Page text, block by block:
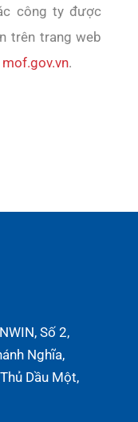
công ty được
trên trang web
mof.gov.vn.
Số 2,
Nghĩa,
Dầu Một,